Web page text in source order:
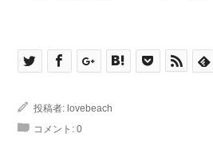
投稿者: lovebeach
コメント: 0